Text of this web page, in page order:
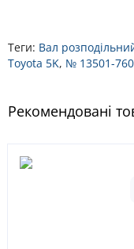
Теги: Вал
Toyota 5K, № 13501-
Рекомендовані